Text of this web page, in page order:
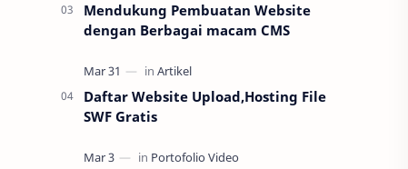
Mendukung Pembuatan Website
dengan Berbagai macam CMS
Daftar Website Upload,Hosting File
SWF Gratis